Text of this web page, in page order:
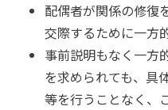
配偶者が関係の修復
交際するために一方
事前説明もなく一方
を求められても、具
等を行うことなく、